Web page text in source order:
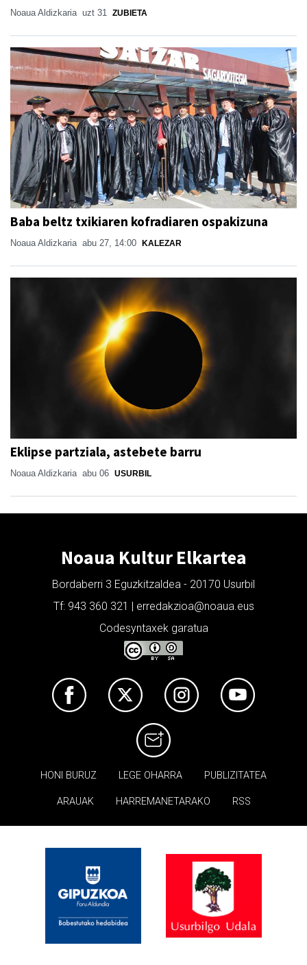
Noaua Aldizkaria uzt 31 ZUBIETA
Baba beltz txikiaren kofradiaren ospakizuna
Noaua Aldizkaria abu 27, 14:00 KALEZAR
Eklipse partziala, astebete barru
Noaua Aldizkaria abu 06 USURBIL
Noaua Kultur Elkartea
Bordaberri 3 Eguzkitzaldea - 20170 Usurbil
Tf: 943 360 321 | erredakzioa@noaua.eus
Codesyntaxek garatua
HONI BURUZ LEGE OHARRA PUBLIZITATEA
ARAUAK HARREMANETARAKO RSS